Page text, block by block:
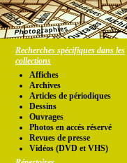
Recherches spécifiques dans les
collections
Affiches
Archives
Articles de périodiques
Dessins
Ouvrages
Photos en accés réservé
Revues de presse
Vidéos (DVD et VHS)